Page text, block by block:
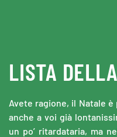
LISTA
Avete ragione, il Natale
anche a voi già
un po’ ritardataria, ma